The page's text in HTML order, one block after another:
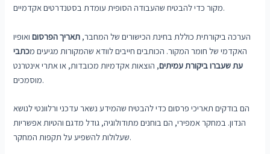
מקור כדי להבטיח שהעבודה הסופית עומדת בסטנדרטים אקדמיים.
הערכה ביקורתית כוללת בחינת הכישורים של המחבר, תאריך הפרסוםואופיו
האקדמי של חומר המקור. הכותבים חייבים לוודא שהמקורות מגיעים מכתבי
עת שעברו ביקורת עמיתים, הוצאות אקדמיות מכובדות, או אתרי אינטרנט
מוסמכים.
הם בודקים תאריכי פרסום כדי להבטיח שהמידע נשאר עדכני ורלוונטי לנושא
הנדון. במחקר אמפירי, הם בוחנים מתודולוגיה, גודל מדגם והטיות אפשריות
שעלולות להשפיע על תקפות המחקר.